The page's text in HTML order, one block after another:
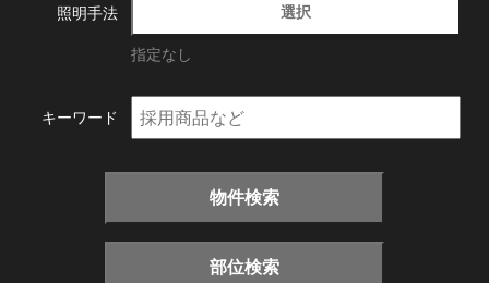
照明手法 選択
指定なし
キーワード
物件検索
部位検索